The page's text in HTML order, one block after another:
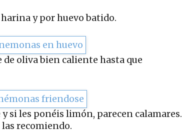
y por huevo batido.
oliva bien caliente hasta que
y si les ponéis limón, parecen calamares.
recomiendo.